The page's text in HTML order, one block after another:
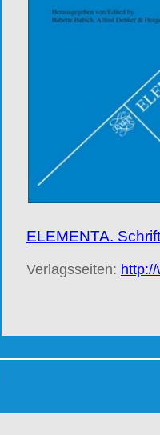
ELEMENTA.
Verlagsseiten: